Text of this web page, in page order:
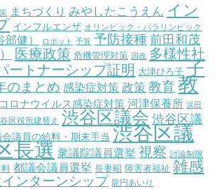
まちづくり みやしたこうえん イン
インフルエンザ オリンピック・パラリンピック
健） ロボット 予算 予防接種 前田和茂
医療政策 危機管理対策 国政 多様性社
ートナーシップ証明 大津ひろ子 子
のまとめ 感染症対策 政策 教育 教
ロナウイルス感染症対策 河津保養所 浜田
区役所建替え 渋谷区議会 渋谷区議
議員の給料・期末手当 渋谷区議
長選 衆議院議員選挙 視察 討論制限
料 都議会議員選挙 長妻昭 障害者福祉 雑感
ンターンシップ 龍円あいり